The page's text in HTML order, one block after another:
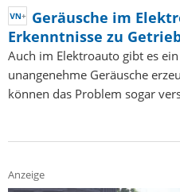
Geräusche im
Erkenntnisse zu
Auch im Elektroauto gibt es
unangenehme Geräusche
können das Problem sogar
Anzeige